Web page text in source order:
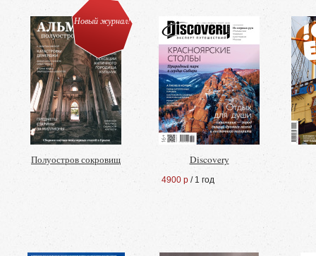
Новый журнал!
Полуостров сокровищ Discovery
4900 р / 1 год